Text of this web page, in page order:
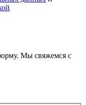
Мы свяжемся с